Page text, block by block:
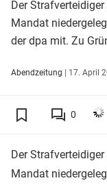
Der
Mandat
der dpa mit. Zu
Abendzeitung | 17. April
0
Der
Mandat